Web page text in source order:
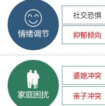
社交恐惧
抑郁倾向
婆媳冲突
亲子冲突